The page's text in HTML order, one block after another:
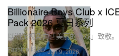
Fashion 时装
Billionaire Boys Club x
Pack 2026 夏日系列
以潮流视角向「美丽的游戏」致敬。
Jun 9, 2026